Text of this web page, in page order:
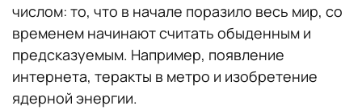
числом: то, что в начале поразило весь мир, со
временем начинают считать обыденным и
предсказуемым. Например, появление
интернета, теракты в метро и изобретение
ядерной энергии.